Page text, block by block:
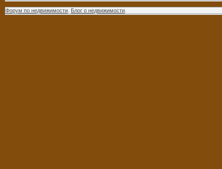
Форум по недвижимости Блог о недвижимости